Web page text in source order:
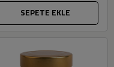
SEPETE EKLE